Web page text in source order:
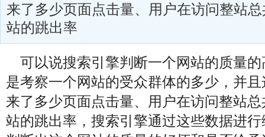
来了多少页面点击量、用户在访问整站
站的跳出率
可以说搜索引擎判断一个网站的质量
是考察一个网站的受众群体的多少，并
来了多少页面点击量、用户在访问整站
站的跳出率，搜索引擎通过这些数据进